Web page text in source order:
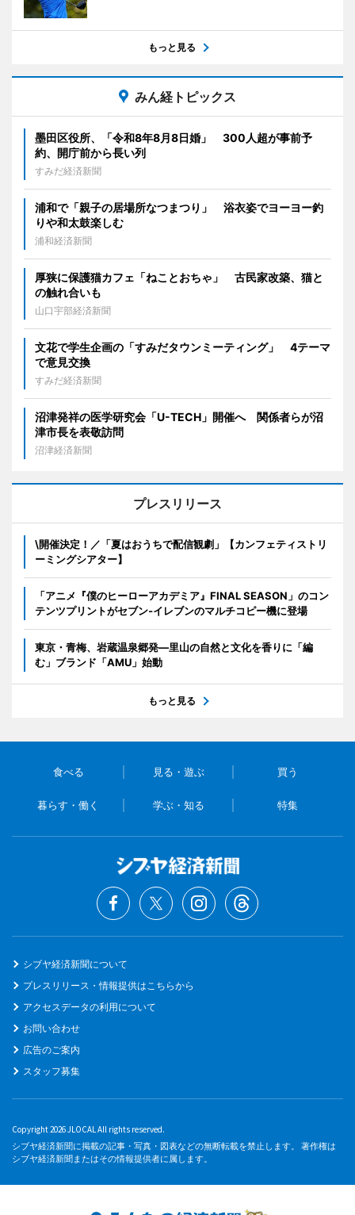
もっと見る
みん経トピックス
墨田区役所、「令和8年8月8日婚」 300人超が事前予
約、開庁前から長い列
すみだ経済新聞
浦和で「親子の居場所なつまつり」 浴衣姿でヨーヨー釣
りや和太鼓楽しむ
浦和経済新聞
厚狭に保護猫カフェ「ねことおちゃ」 古民家改築、猫と
の触れ合いも
山口宇部経済新聞
文花で学生企画の「すみだタウンミーティング」 4テーマ
で意見交換
すみだ経済新聞
沼津発祥の医学研究会「U-TECH」開催へ 関係者らが沼
津市長を表敬訪問
沼津経済新聞
プレスリリース
\開催決定！／「夏はおうちで配信観劇」【カンフェティストリ
ーミングシアター】
「アニメ『僕のヒーローアカデミア』FINAL SEASON」のコン
テンツプリントがセブン‐イレブンのマルチコピー機に登場
東京・青梅、岩蔵温泉郷発―里山の自然と文化を香りに「編
む」ブランド「AMU」始動
もっと見る
食べる 見る・遊ぶ 買う
暮らす・働く 学ぶ・知る 特集
シブヤ経済新聞について
プレスリリース・情報提供はこちらから
アクセスデータの利用について
お問い合わせ
広告のご案内
スタッフ募集
Copyright 2026 JLOCAL All rights reserved.
シブヤ経済新聞に掲載の記事・写真・図表などの無断転載を禁止します。 著作権は
シブヤ経済新聞またはその情報提供者に属します。